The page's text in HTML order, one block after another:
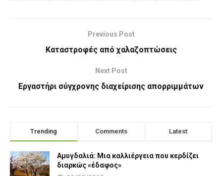
Previous Post
Καταστροφές από χαλαζοπτώσεις
Next Post
Εργαστήρι σύγχρονης διαχείρισης απορριμμάτων
Trending Comments Latest
Αμυγδαλιά: Μια καλλιέργεια που κερδίζει
διαρκώς «έδαφος»